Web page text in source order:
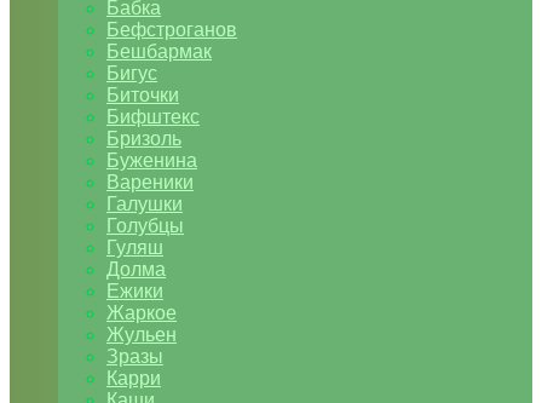
Бабка
Бефстроганов
Бешбармак
Бигус
Биточки
Бифштекс
Бризоль
Буженина
Вареники
Галушки
Голубцы
Гуляш
Долма
Ежики
Жаркое
Жульен
Зразы
Карри